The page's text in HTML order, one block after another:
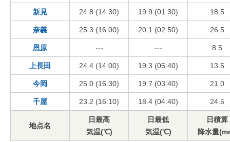
新見 24.8 (14:30) 19.9 (01:30) 18.5
奈義 25.3 (16:00) 20.1 (02:50) 26.5
恩原 --- --- 8.5
上長田 24.4 (14:00) 19.3 (05:40) 13.5
今岡 25.0 (16:30) 19.7 (03:40) 21.0
千屋 23.2 (16:10) 18.4 (04:40) 24.5
地点名
日最高
気温(℃)
日最低
気温(℃)
日積算
降水量